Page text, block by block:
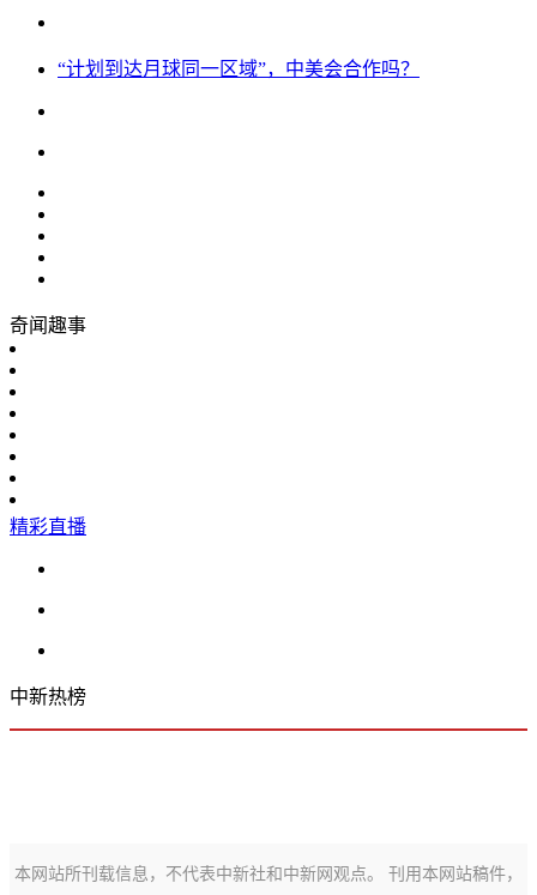
“计划到达月球同一区域”，中美会合作吗？
奇闻趣事
精彩直播
中新热榜
本网站所刊载信息，不代表中新社和中新网观点。 刊用本网站稿件，